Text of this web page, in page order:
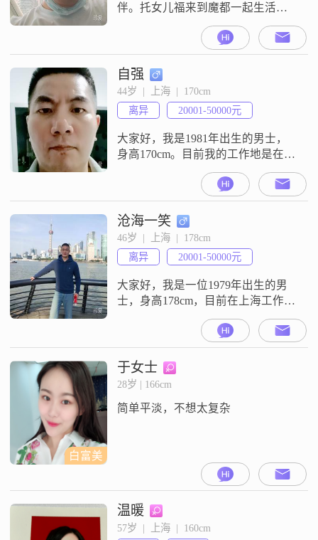
伴。托女儿福来到魔都一起生活，
却又形单影孤的，本来就闲不住，
希望能够另有温馨浪漫的二人世
界。
自强
44岁  |  上海  |  170cm
离异
20001-50000元
大家好，我是1981年出生的男士，
身高170cm。目前我的工作地是在上
海，学历是大学本科，月收入在
20001元到50000元之间。关于我个
人的特征，我自己总结下来是稳重
可靠，责任感强，同时也保持着乐
观积极的心态。我来到这里，就是
希望可以通过这个平台，真诚地寻
找一位合适的女士，开启一段稳定
的关系。我不太擅长说那些花哨的
话
沧海一笑
46岁  |  上海  |  178cm
离异
20001-50000元
大家好，我是一位1979年出生的男
士，身高178cm，目前在上海工作，
月收入在20001到50000元之间
##3002##我拥有大学本科学历，平
时喜欢摄影摄像和登山徒步，这些
活动让我能够更好地欣赏生活中的
美好##3002##性格方面，我自认为
找到让周围人开心的方式##3002##
白富美
于女士
28岁 | 166cm
简单平淡，不想太复杂
温暖
57岁  |  上海  |  160cm